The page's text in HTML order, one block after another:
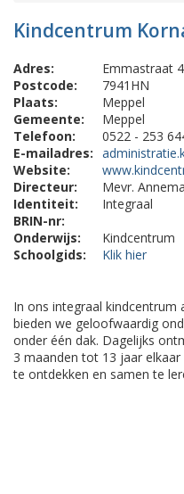
Kindcentrum
Adres:
Emmastraat
Postcode:
7941HN
Plaats:
Meppel
Gemeente:
Meppel
Telefoon:
0522 - 253
E-mailadres:
Website:
Directeur:
Mevr.
Identiteit:
Integraal
BRIN-nr:
Onderwijs:
Kindcentrum
Schoolgids:
Klik hier
In ons integraal kindcentrum
bieden we geloofwaardig
onder één dak. Dagelijks
3 maanden tot 13 jaar
te ontdekken en samen te